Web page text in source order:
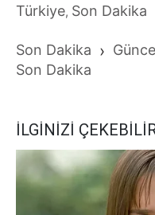
Türkiye, Son Dakika
Son Dakika ›
Son Dakika